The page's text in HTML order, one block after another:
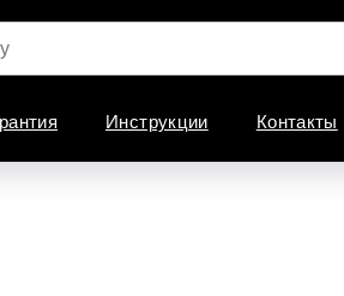
Инструкции Контакты